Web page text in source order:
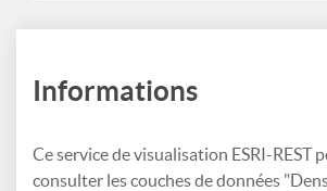
Informations
Ce service de visualisation ESRI-REST
consulter les couches de données